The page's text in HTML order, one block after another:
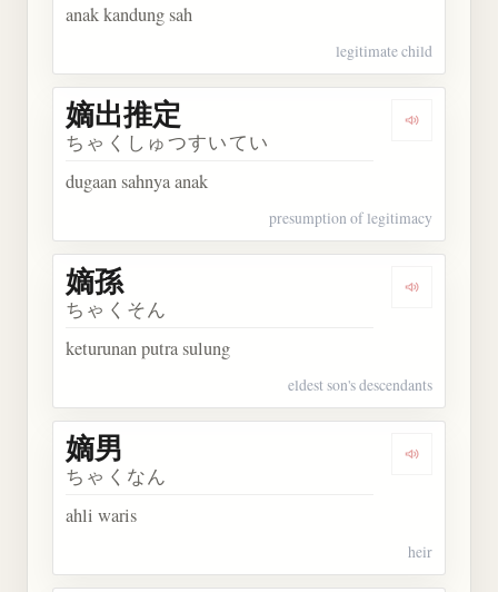
anak kandung sah
legitimate child
Dengarkan
嫡出推定
ちゃくしゅつすいてい
dugaan sahnya anak
presumption of legitimacy
Dengarkan
嫡孫
ちゃくそん
keturunan putra sulung
eldest son's descendants
Dengarkan
嫡男
ちゃくなん
ahli waris
heir